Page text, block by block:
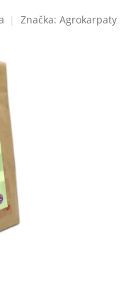
5 hviezdičiek.
Značka: Agrokarpaty